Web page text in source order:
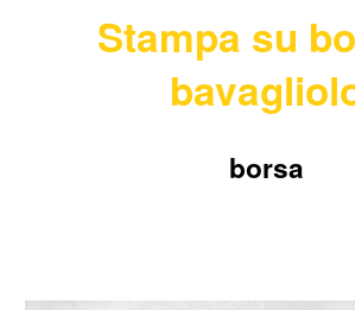
Stampa su bo
borsa